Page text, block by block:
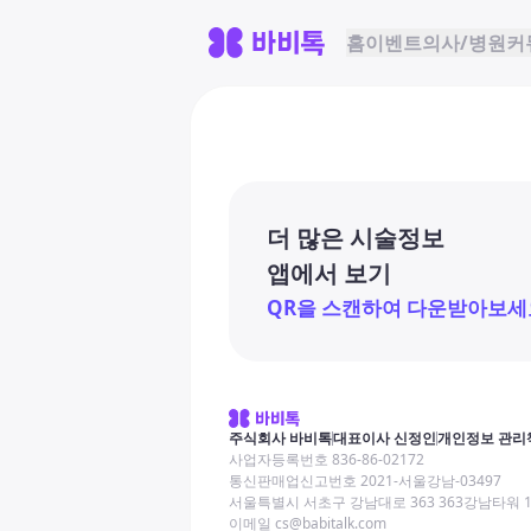
홈이벤트의사/병원커
더 많은 시술정보
앱에서 보기
QR을 스캔하여 다운받아보세
주식회사 바비톡대표이사 신정인개인정보 관리
사업자등록번호 836-86-02172
통신판매업신고번호 2021-서울강남-03497
서울특별시 서초구 강남대로 363 363강남타워
이메일 cs@babitalk.com